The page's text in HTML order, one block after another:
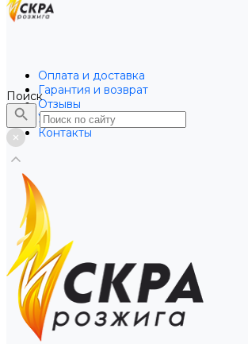
Оплата и доставка
Гарантия и возврат
Отзывы
Услуги
Контакты
Поиск